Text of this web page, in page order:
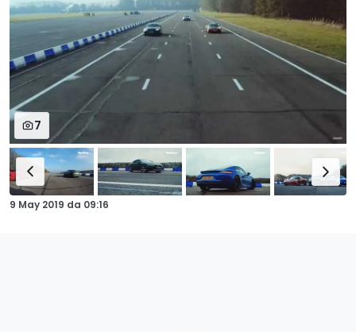
7
9 May 2019 da 09:16